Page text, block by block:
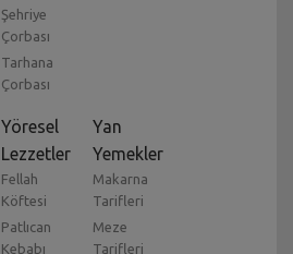
Şehriye
Çorbası
Tarhana
Çorbası
Yöresel
Lezzetler
Fellah
Köftesi
Patlıcan
Kebabı
Yan
Yemekler
Makarna
Tarifleri
Meze
Tarifleri